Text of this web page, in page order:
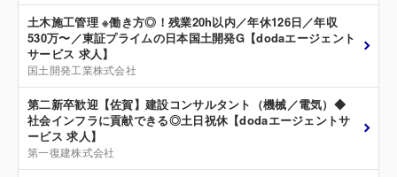
土木施工管理 ※働き方◎！残業20h以内／年休126日／年収
530万〜／東証プライムの日本国土開発G【dodaエージェント
サービス 求人】
国土開発工業株式会社
第二新卒歓迎【佐賀】建設コンサルタント（機械／電気）◆
社会インフラに貢献できる◎土日祝休【dodaエージェントサ
ービス 求人】
第一復建株式会社